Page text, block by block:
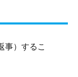
事）するこ